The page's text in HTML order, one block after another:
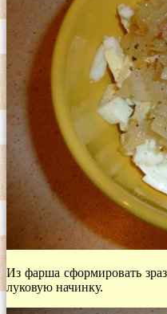
Из фарша сформировать
луковую начинку.